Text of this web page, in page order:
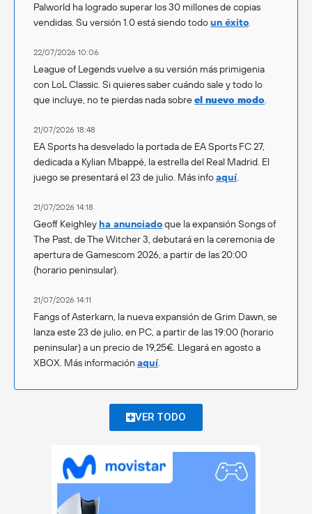
Palworld ha logrado superar los 30 millones de copias
vendidas. Su versión 1.0 está siendo todoun éxito.
22/07/2026 10:06
League of Legends vuelve a su versión más primigenia
con LoL Classic. Si quieres saber cuándo sale y todo lo
que incluye, no te pierdas nada sobreel nuevo modo.
21/07/2026 18:48
EA Sports ha desvelado la portada de EA Sports FC 27,
dedicada a Kylian Mbappé, la estrella del Real Madrid. El
juego se presentará el 23 de julio. Más infoaquí.
21/07/2026 14:18
Geoff Keighley ha anunciadoque la expansión Songs of
The Past, de The Witcher 3, debutará en la ceremonia de
apertura de Gamescom 2026, a partir de las 20:00
(horario peninsular).
21/07/2026 14:11
Fangs of Asterkarn, la nueva expansión de Grim Dawn, se
lanza este 23 de julio, en PC, a partir de las 19:00 (horario
peninsular) a un precio de 19,25€. Llegará en agosto a
XBOX. Más información aquí.
VER TODO